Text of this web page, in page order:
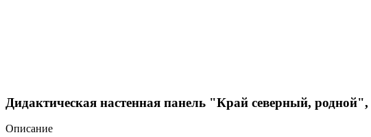
Дидактическая настенная панель "Край северный,
Описание